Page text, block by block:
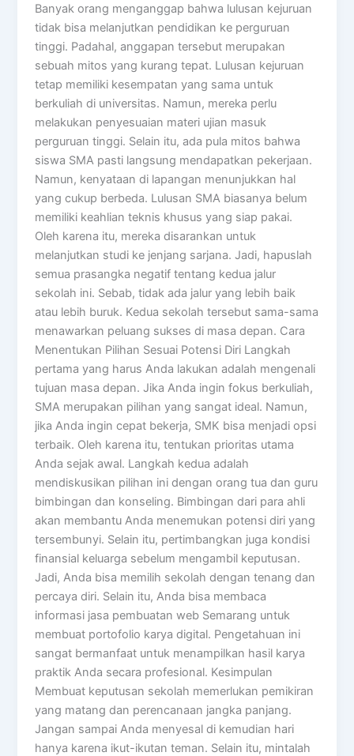
Banyak orang menganggap bahwa lulusan kejuruan
tidak bisa melanjutkan pendidikan ke perguruan
tinggi. Padahal, anggapan tersebut merupakan
sebuah mitos yang kurang tepat. Lulusan kejuruan
tetap memiliki kesempatan yang sama untuk
berkuliah di universitas. Namun, mereka perlu
melakukan penyesuaian materi ujian masuk
perguruan tinggi. Selain itu, ada pula mitos bahwa
siswa SMA pasti langsung mendapatkan pekerjaan.
Namun, kenyataan di lapangan menunjukkan hal
yang cukup berbeda. Lulusan SMA biasanya belum
memiliki keahlian teknis khusus yang siap pakai.
Oleh karena itu, mereka disarankan untuk
melanjutkan studi ke jenjang sarjana. Jadi, hapuslah
semua prasangka negatif tentang kedua jalur
sekolah ini. Sebab, tidak ada jalur yang lebih baik
atau lebih buruk. Kedua sekolah tersebut sama-sama
menawarkan peluang sukses di masa depan. Cara
Menentukan Pilihan Sesuai Potensi Diri Langkah
pertama yang harus Anda lakukan adalah mengenali
tujuan masa depan. Jika Anda ingin fokus berkuliah,
SMA merupakan pilihan yang sangat ideal. Namun,
jika Anda ingin cepat bekerja, SMK bisa menjadi opsi
terbaik. Oleh karena itu, tentukan prioritas utama
Anda sejak awal. Langkah kedua adalah
mendiskusikan pilihan ini dengan orang tua dan guru
bimbingan dan konseling. Bimbingan dari para ahli
akan membantu Anda menemukan potensi diri yang
tersembunyi. Selain itu, pertimbangkan juga kondisi
finansial keluarga sebelum mengambil keputusan.
Jadi, Anda bisa memilih sekolah dengan tenang dan
percaya diri. Selain itu, Anda bisa membaca
informasi jasa pembuatan web Semarang untuk
membuat portofolio karya digital. Pengetahuan ini
sangat bermanfaat untuk menampilkan hasil karya
praktik Anda secara profesional. Kesimpulan
Membuat keputusan sekolah memerlukan pemikiran
yang matang dan perencanaan jangka panjang.
Jangan sampai Anda menyesal di kemudian hari
hanya karena ikut-ikutan teman. Selain itu, mintalah